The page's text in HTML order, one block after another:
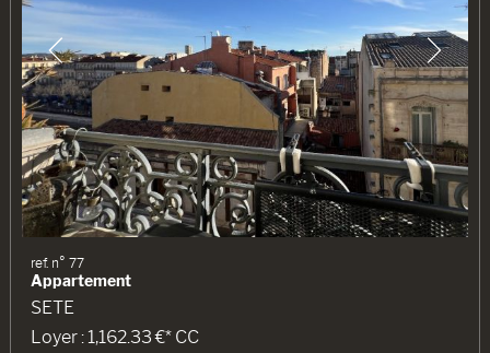
ref. n° 77
Appartement
SETE
Loyer : 1,162.33 €* CC